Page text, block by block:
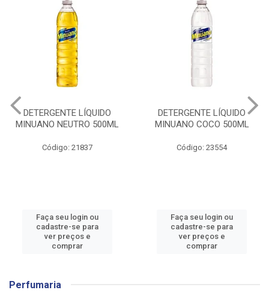
DETERGENTE LÍQUIDO
MINUANO NEUTRO 500ML
Código: 21837
Faça seu login ou
cadastre-se para
ver preços e
comprar
DETERGENTE LÍQUIDO
MINUANO COCO 500ML
Código: 23554
Faça seu login ou
cadastre-se para
ver preços e
comprar
Perfumaria